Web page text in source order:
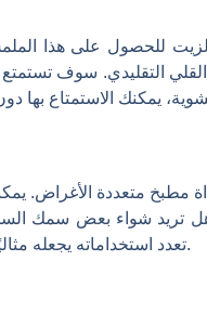
للحصول على هذا
التقليدي. سوف
مطبخ متعددة
تريد شواء بعض سمك
تعدد استخداماته يجعله مثاليًا لتجربة الوصفات الجديدة أو الالتزام بمفضلاتك المجربة والحقيقية. لن تنفد منك الخيارات أبدًا.